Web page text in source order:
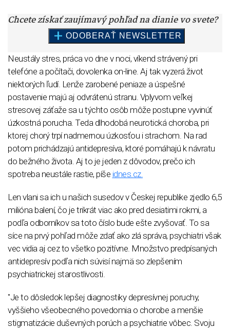
Neustály stres, práca vo dne v noci, víkend strávený pri
telefóne a počítači, dovolenka on-line. Aj tak vyzerá život
niektorých ľudí. Lenže zarobené peniaze a úspešné
postavenie majú aj odvrátenú stranu. Vplyvom veľkej
stresovej záťaže sa u týchto osôb môže postupne vyvinúť
úzkostná porucha. Teda dlhodobá neurotická choroba, pri
ktorej chorý trpí nadmernou úzkosťou i strachom. Na rad
potom prichádzajú antidepresíva, ktoré pomáhajú k návratu
do bežného života. Aj to je jeden z dôvodov, prečo ich
spotreba neustále rastie, píše idnes.cz.
Len vlani sa ich u našich susedov v Českej republike zjedlo 6,5
milióna balení, čo je trikrát viac ako pred desiatimi rokmi, a
podľa odborníkov sa toto číslo bude ešte zvyšovať. To sa
síce na prvý pohľad môže zdať ako zlá správa, psychiatri však
vec vidia aj cez to všetko pozitívne. Množstvo predpísaných
antidepresív podľa nich súvisí najmä so zlepšením
psychiatrickej starostlivosti.
"Je to dôsledok lepšej diagnostiky depresívnej poruchy,
vyššieho všeobecného povedomia o chorobe a menšie
stigmatizácie duševných porúch a psychiatrie vôbec. Svoju